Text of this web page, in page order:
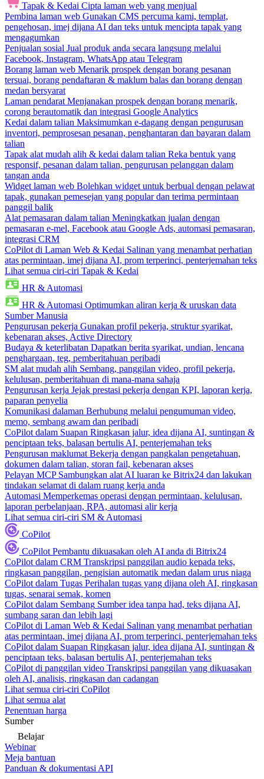
Tapak & Kedai Cipta laman web yang menjual
Pembina laman web Gunakan CMS percuma kami, templat,
pengehosan, imej dijana AI dan teks untuk mencipta tapak yang
mengagumkan
Penjualan sosial Jual produk anda secara langsung melalui
Facebook, Instagram, WhatsApp atau Telegram
Borang laman web Menarik prospek dengan borang pesanan
tersuai, borang pendaftaran & maklum balas dan borang dengan
medan bersyarat
Laman pendarat Menjanakan prospek dengan borang menarik,
corong berautomatik dan integrasi Google Analytics
Kedai dalam talian Maksimumkan e-dagang dengan pengurusan
inventori, pemprosesan pesanan, penghantaran dan bayaran dalam
talian
Tapak alat mudah alih & kedai dalam talian Reka bentuk yang
responsif, pesanan dalam talian, pengurusan pelanggan dalam
tangan anda
Widget laman web Bolehkan widget untuk berbual dengan pelawat
tapak, gunakan pemesejan yang popular dan terima permintaan
panggil balik
Alat pemasaran dalam talian Meningkatkan jualan dengan
pemasaran e-mel, Facebook atau Google Ads, automasi pemasaran,
integrasi CRM
CoPilot di Laman Web & Kedai Salinan yang menambat perhatian
atas permintaan, imej dijana AI, prom terperinci, penterjemahan teks
Lihat semua ciri-ciri Tapak & Kedai
HR & Automasi
HR & Automasi Optimumkan aliran kerja & uruskan data
Sumber Manusia
Pengurusan pekerja Gunakan profil pekerja, struktur syarikat,
kebenaran akses, Active Directory
Budaya & keterlibatan Dapatkan berita syarikat, undian, lencana
penghargaan, teg, pemberitahuan peribadi
SM alat mudah alih Sembang, panggilan video, profil pekerja,
kelulusan, pemberitahuan di mana-mana sahaja
Pengurusan kerja Jejak prestasi pekerja dengan KPI, laporan kerja,
paparan penyelia
Komunikasi dalaman Berhubung melalui pengumuman video,
memo, sembang awam dan peribadi
CoPilot dalam Suapan Ringkasan jalur, idea dijana AI, suntingan &
penciptaan teks, balasan bertulis AI, penterjemahan teks
Pengurusan maklumat Bekerja dengan pangkalan pengetahuan,
dokumen dalam talian, storan fail, kebenaran akses
Pelayan MCP Sambungkan alat AI luaran ke Bitrix24 dan lakukan
tindakan selamat di dalam ruang kerja anda
Automasi Memperkemas operasi dengan permintaan, kelulusan,
laporan perbelanjaan, RPA, automasi alir kerja
Lihat semua ciri-ciri SM & Automasi
CoPilot
CoPilot Pembantu dikuasakan oleh AI anda di Bitrix24
CoPilot dalam CRM Transkripsi panggilan audio kepada teks,
ringkasan panggilan, pengisian automatik medan dalam urus niaga
CoPilot dalam Tugas Perihalan tugas yang dijana oleh AI, ringkasan
tugas, senarai semak, komen
CoPilot dalam Sembang Sumber idea tanpa had, teks dijana AI,
sumbang saran dan lebih lagi
CoPilot di Laman Web & Kedai Salinan yang menambat perhatian
atas permintaan, imej dijana AI, prom terperinci, penterjemahan teks
CoPilot dalam Suapan Ringkasan jalur, idea dijana AI, suntingan &
penciptaan teks, balasan bertulis AI, penterjemahan teks
CoPilot di panggilan video Transkripsi panggilan yang dikuasakan
oleh AI, analisis, ringkasan dan cadangan
Lihat semua ciri-ciri CoPilot
Lihat semua alat
Penentuan harga
Sumber
Belajar
Webinar
Meja bantuan
Panduan & dokumentasi API